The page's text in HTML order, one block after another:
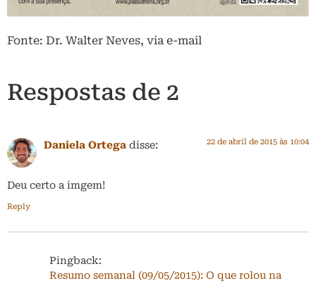
Fonte: Dr. Walter Neves, via e-mail
Respostas de 2
Daniela Ortega disse: 22 de abril de 2015 às 10:04
Deu certo a imgem!
Reply
Pingback:
Resumo semanal (09/05/2015): O que rolou na